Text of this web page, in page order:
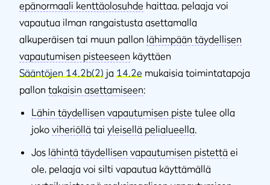
epänormaali kenttäolosuhde haittaa, pelaaja voi
vapautua ilman rangaistusta asettamalla
alkuperäisen tai muun pallon lähimpään täydellisen
vapautumisen pisteeseen käyttäen
Sääntöjen 14.2b(2) ja 14.2e mukaisia toimintatapoja
pallon takaisin asettamiseen:
Lähin täydellisen vapautumisen piste tulee olla
joko viheriöllä tai yleisellä pelialueella.
Jos lähintä täydellisen vapautumisen pistettä ei
ole, pelaaja voi silti vapautua käyttämällä